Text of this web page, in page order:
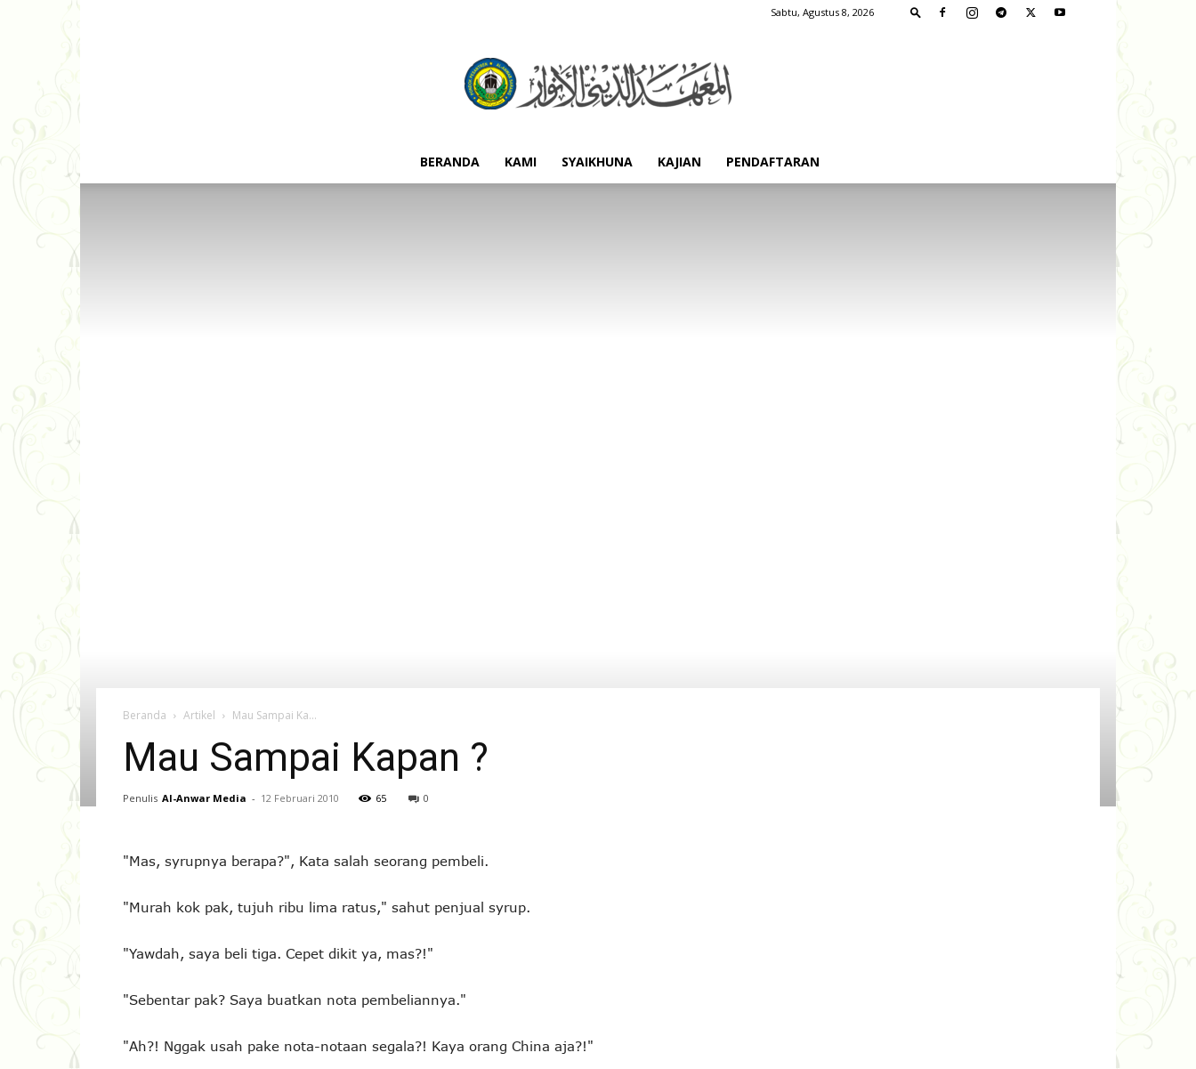
Sabtu, Agustus 8, 2026
Pondok
BERANDA KAMI SYAIKHUNA KAJIAN PENDAFTARAN
Beranda Artikel Mau Sampai Ka...
Mau Sampai Kapan ?
Penulis Al-Anwar Media - 12 Februari 2010 65 0
"Mas, syrupnya berapa?", Kata salah seorang pembeli.
"Murah kok pak, tujuh ribu lima ratus," sahut penjual syrup.
"Yawdah, saya beli tiga. Cepet dikit ya, mas?!"
"Sebentar pak? Saya buatkan nota pembeliannya."
"Ah?! Nggak usah pake nota-notaan segala?! Kaya orang China aja?!"